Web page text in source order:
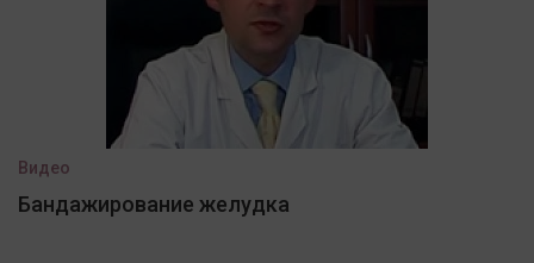
Видео
Бандажирование желудка